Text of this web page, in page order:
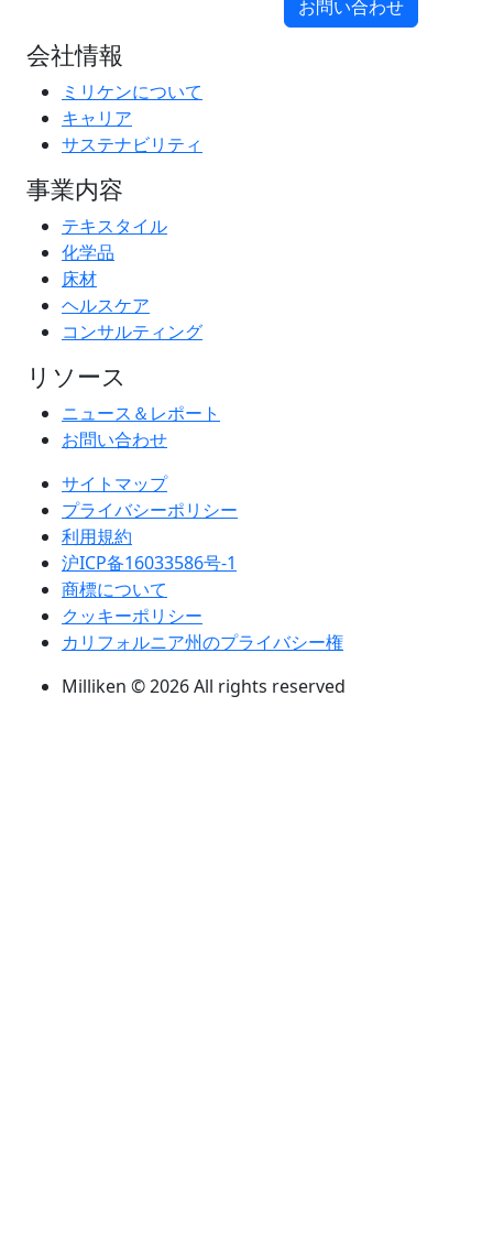
お問い合わせ
会社情報
ミリケンについて
キャリア
サステナビリティ
事業内容
テキスタイル
化学品
床材
ヘルスケア
コンサルティング
リソース
ニュース＆レポート
お問い合わせ
サイトマップ
プライバシーポリシー
利用規約
沪ICP备16033586号-1
商標について
クッキーポリシー
カリフォルニア州のプライバシー権
Milliken © 2026 All rights reserved